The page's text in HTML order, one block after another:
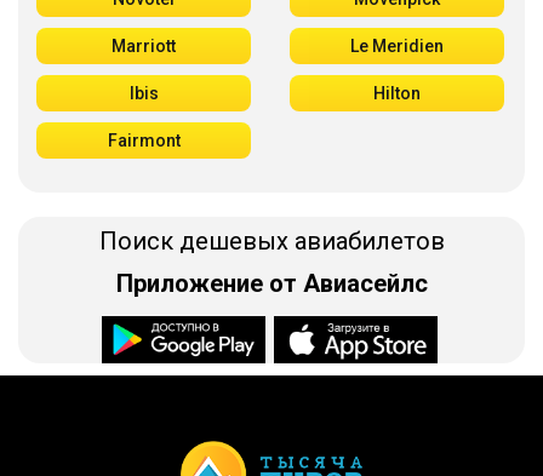
Marriott Le Meridien
Ibis Hilton
Fairmont
Поиск дешевых авиабилетов
Приложение от Авиасейлс